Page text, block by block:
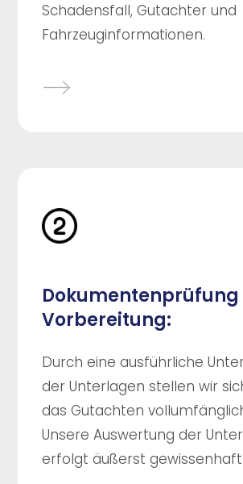
Schadensfall, Gutachter und
Fahrzeuginformationen.
Dokumentenprüfung
Vorbereitung:
Durch eine ausführliche
der Unterlagen stellen wir
das Gutachten
Unsere Auswertung der
erfolgt äußerst gewissenhaft